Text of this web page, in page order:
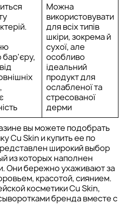
бар'єру,
Можна
використовувати
для всіх типів
шкіри, зокрема й
сухої, але
особливо
ідеальний
продукт для
ослабленої та
стресованої
дерми
вы можете подобрать
Cu Skin и купить ее по
широкий выбор
из которых наполнен
Они бережно ухаживают за
красотой, сиянием.
косметики Cu Skin,
бренда вместе с